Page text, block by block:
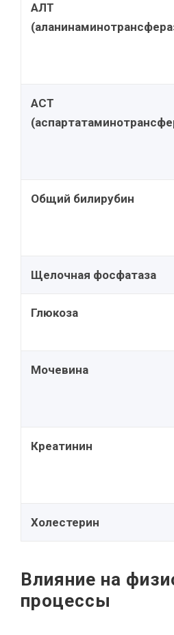
АЛТ
АСТ
Общий билирубин
Щелочная фосфатаза
Глюкоза
Мочевина
Креатинин
Холестерин
Влияние на
процессы